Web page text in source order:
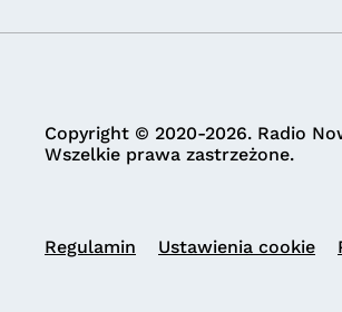
Copyright © 2020-2026. Radio
Wszelkie prawa zastrzeżone.
Regulamin Ustawienia cookie